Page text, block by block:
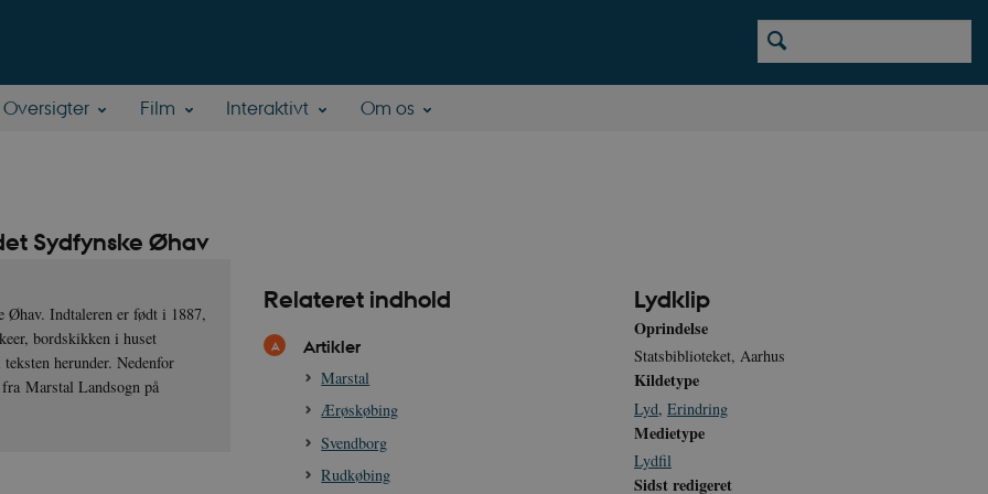
Oversigter Film Interaktivt Om os
Sydfynske Øhav
Indtaleren er født i 1887,
bordskikken i huset
herunder. Nedenfor
Marstal Landsogn på
Relateret indhold
Artikler
Marstal
Ærøskøbing
Svendborg
Rudkøbing
Lydklip
Oprindelse
Statsbiblioteket, Aarhus
Kildetype
Lyd, Erindring
Medietype
Lydfil
Sidst redigeret